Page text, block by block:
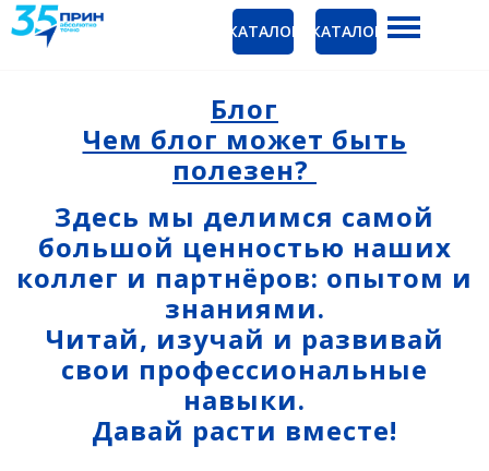
КАТАЛОГ КАТАЛОГ
CHCNAV
Trimble
Spectra Precision
Оптика
Тахеометры
Нивелиры
Блог
Чем блог может быть
полезен?
Здесь мы делимся самой
большой ценностью наших
коллег и партнёров: опытом и
знаниями.
Читай, изучай и развивай
свои профессиональные
навыки.
Давай расти вместе!